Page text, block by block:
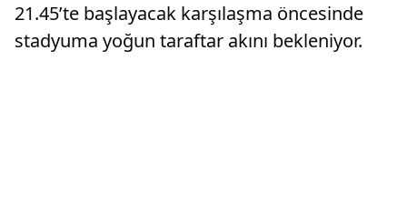
21.45’te başlayacak karşılaşma öncesinde
stadyuma yoğun taraftar akını bekleniyor.